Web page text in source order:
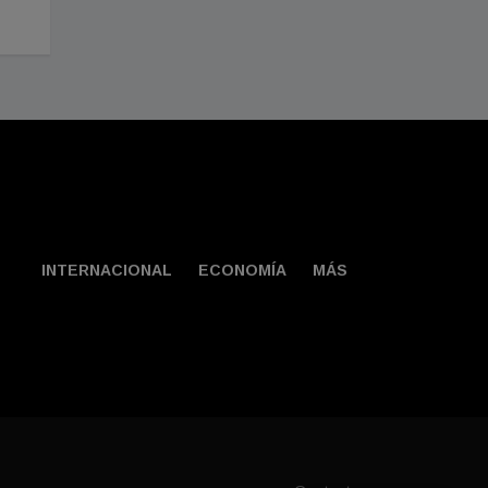
INTERNACIONAL ECONOMÍA MÁS